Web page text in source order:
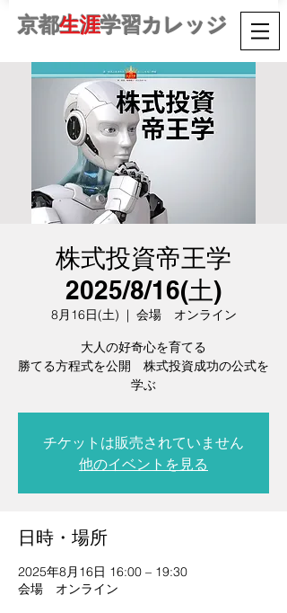
京都生涯学習カレッジ
株式投資帝王学
2025/8/16(土)
8月16日(土)
  |
会場 オンライン
大人の好奇心を育てる
勝てる方程式を公開 株式投資成功の公式を
学ぶ
チケットは販売されていません
他のイベントを見る
日時・場所
2025年8月16日 16:00 – 19:30
会場 オンライン